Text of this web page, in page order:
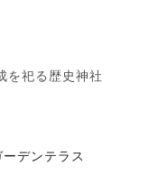
を祀る歴史神社
デンテラス